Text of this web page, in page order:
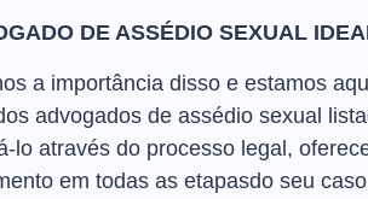
DE ASSÉDIO SEXUAL
a importância disso e estamos
advogados de assédio sexual
lo através do processo legal,
em todas as etapasdo seu